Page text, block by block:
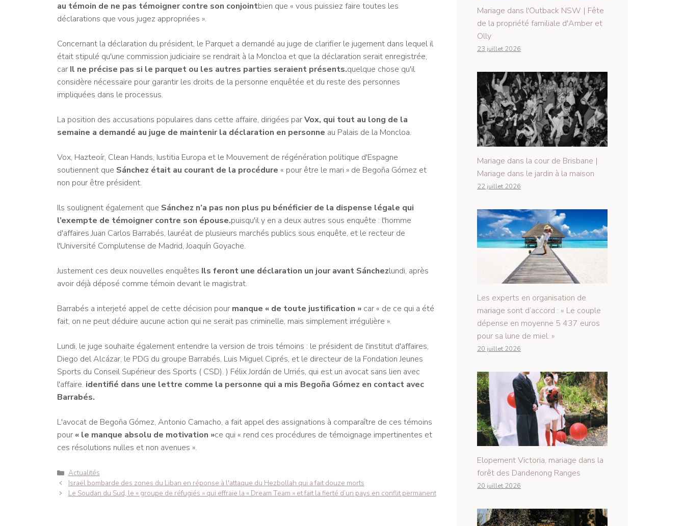
au témoin de ne pas témoigner contre son conjointbien que « vous puissiez faire toutes les
déclarations que vous jugez appropriées ».
Concernant la déclaration du président, le Parquet a demandé au juge de clarifier le jugement dans lequel il
était stipulé qu'une commission judiciaire se rendrait à la Moncloa et que la déclaration serait enregistrée,
car Il ne précise pas si le parquet ou les autres parties seraient présents.quelque chose qu'il
considère nécessaire pour garantir les droits de la personne enquêtée et du reste des personnes
impliquées dans le processus.
La position des accusations populaires dans cette affaire, dirigées parVox, qui tout au long de la
semaine a demandé au juge de maintenir la déclaration en personne au Palais de la Moncloa.
Vox, Hazteoír, Clean Hands, Iustitia Europa et le Mouvement de régénération politique d'Espagne
soutiennent que Sánchez était au courant de la procédure « pour être le mari » de Begoña Gómez et
non pour être président.
Ils soulignent également que Sánchez n’a pas non plus pu bénéficier de la dispense légale qui
l’exempte de témoigner contre son épouse.puisqu'il y en a deux autres sous enquête : l'homme
d'affaires Juan Carlos Barrabés, lauréat de plusieurs marchés publics sous enquête, et le recteur de
l'Université Complutense de Madrid, Joaquín Goyache.
Justement ces deux nouvelles enquêtes Ils feront une déclaration un jour avant Sánchezlundi, après
avoir déjà déposé comme témoin devant le magistrat.
Barrabés a interjeté appel de cette décision pour manque « de toute justification » car « de ce qui a été
fait, on ne peut déduire aucune action qui ne serait pas criminelle, mais simplement irrégulière ».
Lundi, le juge souhaite également entendre la version de trois témoins : le président de l'institut d'affaires,
Diego del Alcázar, le PDG du groupe Barrabés, Luis Miguel Ciprés, et le directeur de la Fondation Jeunes
Sports du Conseil Supérieur des Sports ( CSD). ) Félix Jordán de Urriés, qui est un avocat sans lien avec
l'affaire. identifié dans une lettre comme la personne qui a mis Begoña Gómez en contact avec
Barrabés.
L'avocat de Begoña Gómez, Antonio Camacho, a fait appel des assignations à comparaître de ces témoins
pour « le manque absolu de motivation »ce qui « rend ces procédures de témoignage impertinentes et
ces résolutions nulles et non avenues ».
Catégories
Actualités
Navigation
des
Israël bombarde des zones du Liban en réponse à l'attaque du Hezbollah qui a fait douze morts
Le Soudan du Sud, le « groupe de réfugiés » qui effraie la « Dream Team » et fait la fierté d’un pays en conflit permanent
Mariage dans l'Outback NSW | Fête
de la propriété familiale d'Amber et
Olly
23 juillet 2026
Mariage dans la cour de Brisbane |
Mariage dans le jardin à la maison
22 juillet 2026
Les experts en organisation de
mariage sont d’accord : « Le couple
dépense en moyenne 5 437 euros
pour sa lune de miel. »
20 juillet 2026
Elopement Victoria, mariage dans la
forêt des Dandenong Ranges
20 juillet 2026